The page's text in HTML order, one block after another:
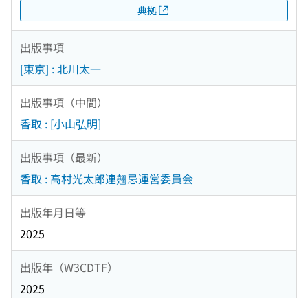
典拠
出版事項
[東京] : 北川太一
出版事項（中間）
香取 : [小山弘明]
出版事項（最新）
香取 : 高村光太郎連翹忌運営委員会
出版年月日等
2025
出版年（W3CDTF）
2025